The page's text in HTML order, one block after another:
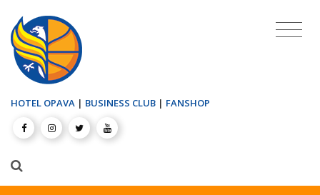
HOTEL OPAVA | BUSINESS CLUB | FANSHOP